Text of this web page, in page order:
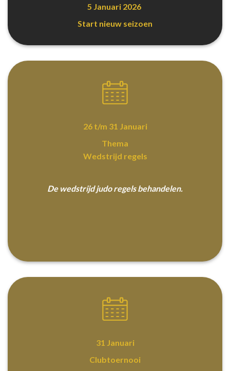
5 Januari 2026
Start nieuw seizoen
26 t/m 31 Januari
Thema
Wedstrijd regels
De wedstrijd judo regels behandelen.
31 Januari
Clubtoernooi